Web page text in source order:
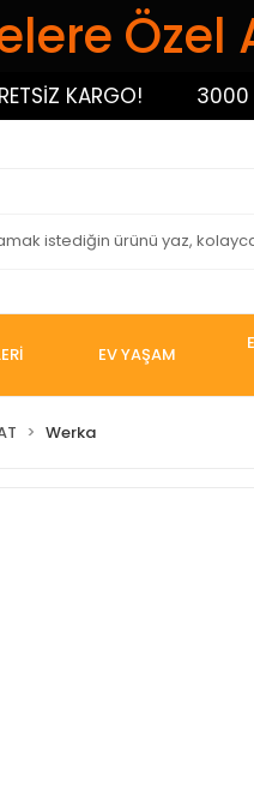
KARGO! 3000 TL
EV YAŞAM
Werka